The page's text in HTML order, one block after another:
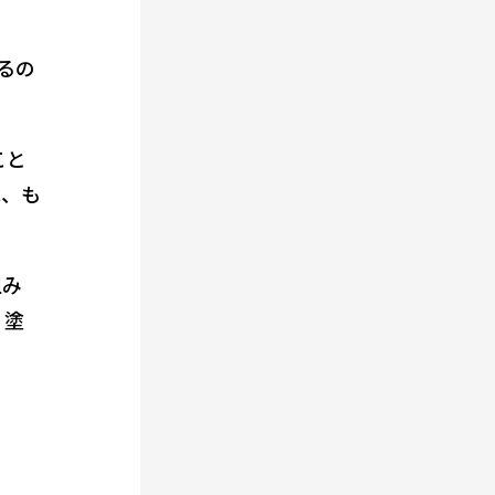
の
も